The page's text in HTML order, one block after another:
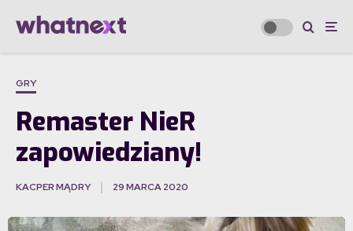
GRY
Remaster NieR
zapowiedziany!
KACPER MĄDRY 29 MARCA 2020